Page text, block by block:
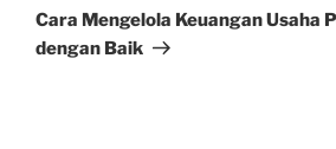
Post
Cara Mengelola Keuangan Usaha
dengan Baik